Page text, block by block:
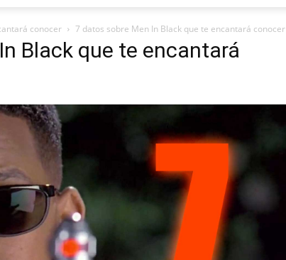
conocer 7 datos sobre Men In Black que te encantará conocer
Black que te encantará